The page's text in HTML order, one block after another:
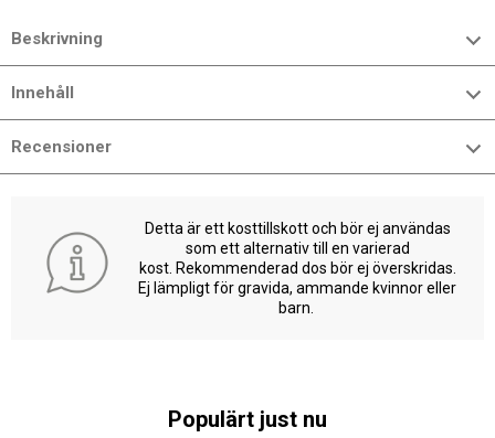
Beskrivning
Innehåll
Recensioner
Detta är ett kosttillskott och bör ej användas
som ett alternativ till en varierad
kost. Rekommenderad dos bör ej överskridas.
Ej lämpligt för gravida, ammande kvinnor eller
barn.
Populärt just nu